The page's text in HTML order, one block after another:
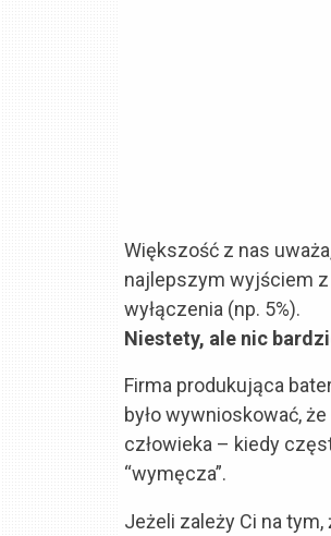
Większość z nas
najlepszym wyjściem
wyłączenia (np. 5%).
Niestety, ale nic
Firma produkująca
było wywnioskować, że
człowieka – kiedy
“wymęcza”.
Jeżeli zależy Ci na tym,